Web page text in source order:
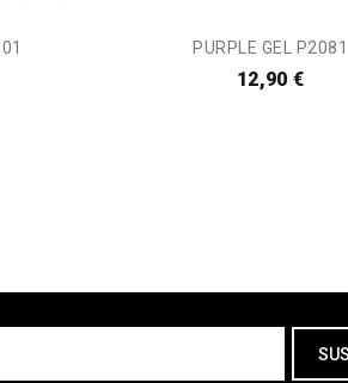
PURPLE GEL P2081
12,90 €